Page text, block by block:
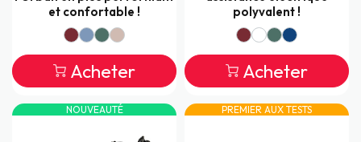
et confortable !
Acheter
polyvalent !
Acheter
NOUVEAUTÉ PREMIER AUX TESTS